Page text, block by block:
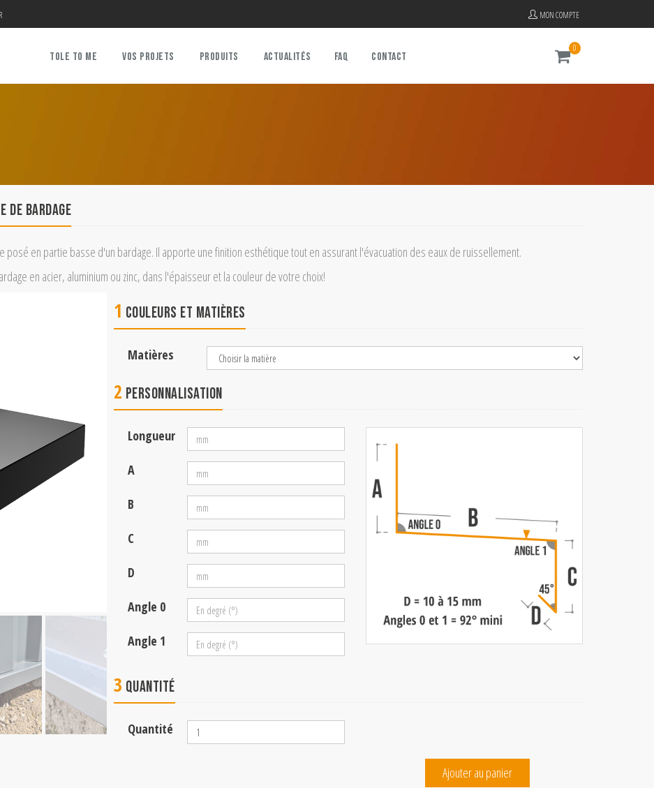
MON COMPTE
0
TOLE TO ME VOS PROJETS PRODUITS ACTUALITÉS FAQ CONTACT
de bardage
en partie basse d'un bardage. Il apporte une finition esthétique tout en assurant l'évacuation des eaux de ruissellement.
en acier, aluminium ou zinc, dans l'épaisseur et la couleur de votre choix!
1 Couleurs et matières
Matières
2 Personnalisation
Longueur
A
B
C
D
Angle 0
Angle 1
3 Quantité
Quantité
Ajouter au panier